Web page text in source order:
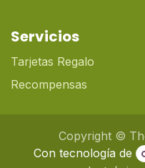
Servicios
Tarjetas Regalo
Recompensas
Copyright ©
Con tecnología de